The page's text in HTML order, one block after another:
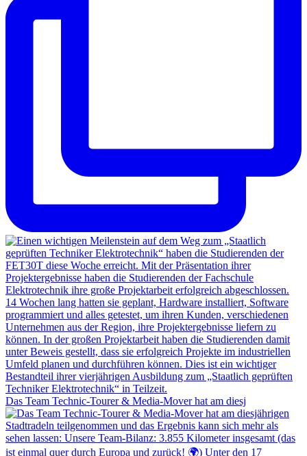
Das Team Technic-Tourer & Media-Mover hat am diesj